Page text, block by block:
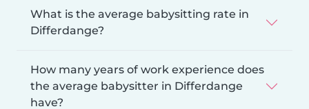
What is the average babysitting rate in
Differdange?
How many years of work experience does
the average babysitter in Differdange
have?